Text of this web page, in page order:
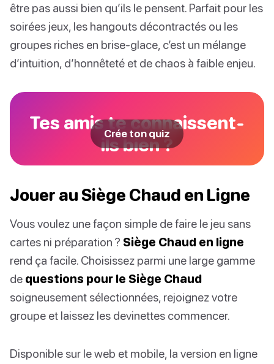
être pas aussi bien qu’ils le pensent. Parfait pour les
soirées jeux, les hangouts décontractés ou les
groupes riches en brise-glace, c’est un mélange
d’intuition, d’honnêteté et de chaos à faible enjeu.
Tes amis te connaissent-
ils bien ?
Crée ton quiz
Jouer au Siège Chaud en Ligne
Vous voulez une façon simple de faire le jeu sans
cartes ni préparation ? Siège Chaud en ligne
rend ça facile. Choisissez parmi une large gamme
de questions pour le Siège Chaud
soigneusement sélectionnées, rejoignez votre
groupe et laissez les devinettes commencer.
Disponible sur le web et mobile, la version en ligne